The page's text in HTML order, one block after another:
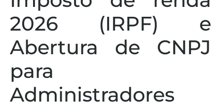
2026 (IRPF) e
Abertura de CNPJ
para
Administradores